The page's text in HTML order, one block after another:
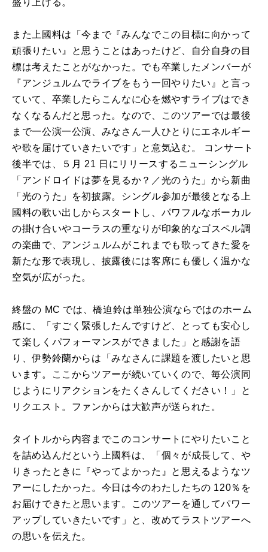
また上國料は「今まで『みんなでこの目標に向かって
頑張りたい』と思うことはあったけど、自分自身の目
標は考えたことがなかった。でも卒業したメンバーが
『アンジュルムでライブをもう一回やりたい』と言っ
ていて、卒業したらこんなに心を燃やすライブはでき
なくなるんだと思った。なので、このツアーでは最後
まで一公演一公演、みなさん一人ひとりにエネルギー
や歌を届けていきたいです」と意気込む。 コンサート
後半では、５月 21 日にリリースするニューシングル
「アンドロイドは夢を見るか？／光のうた」から新曲
「光のうた」を初披露。シングル参加が最後となる上
國料の歌い出しからスタートし、パワフルなボーカル
の掛け合いやコーラスの重なりが印象的なゴスペル調
の楽曲で、アンジュルムがこれまでも歌ってきた愛を
新たな形で表現し、披露後には客席にも優しく温かな
空気が広がった。
終盤の MC では、橋迫鈴は単独公演ならではのホーム
感に、「すごく緊張したんですけど、とっても安心し
て楽しくパフォーマンスができました」と感謝を語
り、伊勢鈴蘭からは「みなさんに課題を渡したいと思
います。ここからツアーが続いていくので、毎公演同
じようにリアクションをたくさんしてください！」と
リクエスト。ファンからは大歓声が送られた。
タイトルから内容までこのコンサートにやりたいこと
を詰め込んだという上國料は、「個々が成⾧して、や
りきったときに『やってよかった』と思えるようなツ
アーにしたかった。今日は今のわたしたちの 120％を
お届けできたと思います。このツアーを通してパワー
アップしていきたいです」と、改めてラストツアーへ
の思いを伝えた。